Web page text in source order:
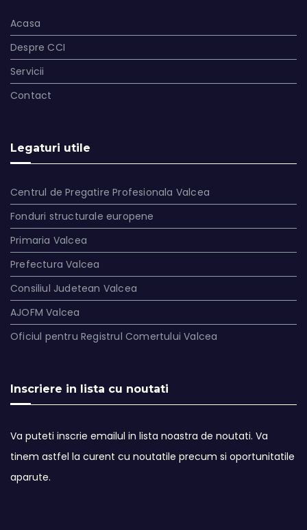
Acasa
Despre CCI
Servicii
Contact
Legaturi utile
Centrul de Pregatire Profesionala Valcea
Fonduri structurale europene
Primaria Valcea
Prefectura Valcea
Consiliul Judetean Valcea
AJOFM Valcea
Oficiul pentru Registrul Comertului Valcea
Inscriere in lista cu noutati
Va puteti inscrie emailul in lista noastra de noutati. Va
tinem astfel la curent cu noutatile precum si oportunitatile
aparute.